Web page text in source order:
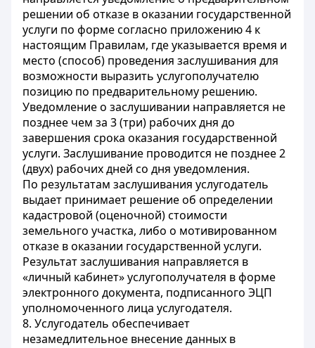
решении об отказе в оказании государственной
услуги по форме согласно приложению 4 к
настоящим Правилам, где указывается время и
место (способ) проведения заслушивания для
возможности выразить услугополучателю
позицию по предварительному решению.
Уведомление о заслушивании направляется не
позднее чем за 3 (три) рабочих дня до
завершения срока оказания государственной
услуги. Заслушивание проводится не позднее 2
(двух) рабочих дней со дня уведомления.
По результатам заслушивания услугодатель
выдает принимает решение об определении
кадастровой (оценочной) стоимости
земельного участка, либо о мотивированном
отказе в оказании государственной услуги.
Результат заслушивания направляется в
«личный кабинет» услугополучателя в форме
электронного документа, подписанного ЭЦП
уполномоченного лица услугодателя.
8. Услугодатель обеспечивает
незамедлительное внесение данных в